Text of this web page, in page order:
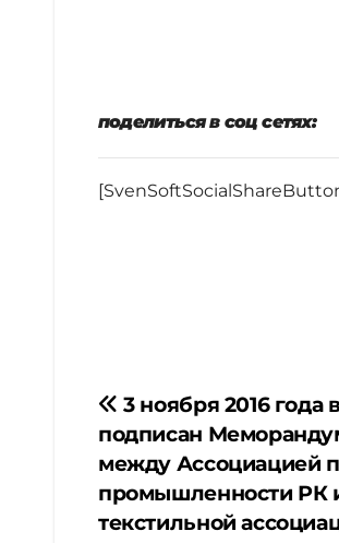
поделиться в соц сетях:
Навигация
по
записям
3 ноября 2016 года
подписан
между Ассоциацией
промышленности РК
текстильной